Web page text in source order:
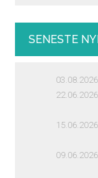
SENESTE
03.08.2026
22.06.2026
15.06.2026
09.06.2026